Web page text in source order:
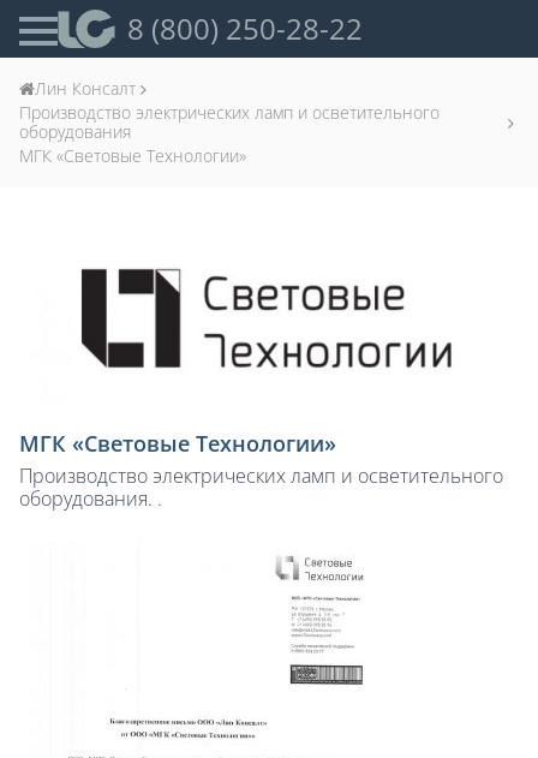
8 (800) 250-28-22
Лин Консалт
Производство электрических ламп и осветительного
оборудования
МГК «Световые Технологии»
МГК «Световые Технологии»
Производство электрических ламп и осветительного
оборудования. .